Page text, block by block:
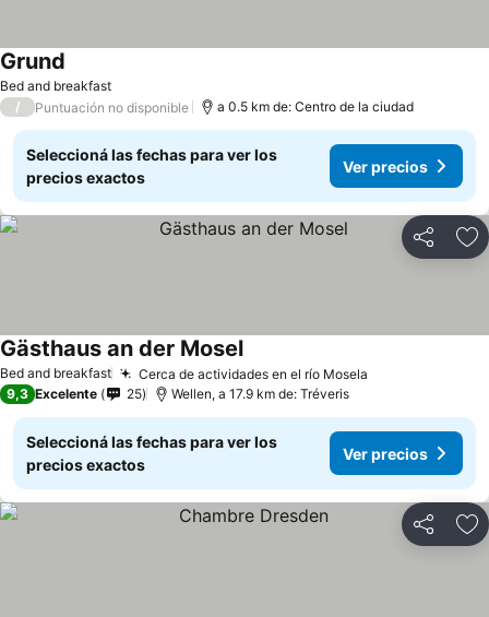
Bed and breakfast
Grund
/ Puntuación no disponible a 0.5 km de: Centro de la ciudad
Seleccioná las fechas para ver los
precios exactos
Ver precios
Compartir
Bed and breakfast Cerca de actividades en el río Mosela
Gästhaus an der Mosel
9,3 Excelente 25 Wellen, a 17.9 km de: Tréveris
Seleccioná las fechas para ver los
precios exactos
Ver precios
Compartir